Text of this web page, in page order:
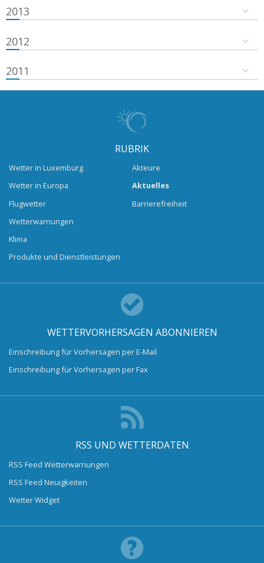
2013
2012
2011
RUBRIK
Wetter in Luxemburg
Wetter in Europa
Flugwetter
Wetterwarnungen
Klima
Produkte und Dienstleistungen
Akteure
Aktuelles
Barrierefreiheit
WETTERVORHERSAGEN ABONNIEREN
Einschreibung für Vorhersagen per E-Mail
Einschreibung für Vorhersagen per Fax
RSS UND WETTERDATEN
RSS Feed Wetterwarnungen
RSS Feed Neuigkeiten
Wetter Widget